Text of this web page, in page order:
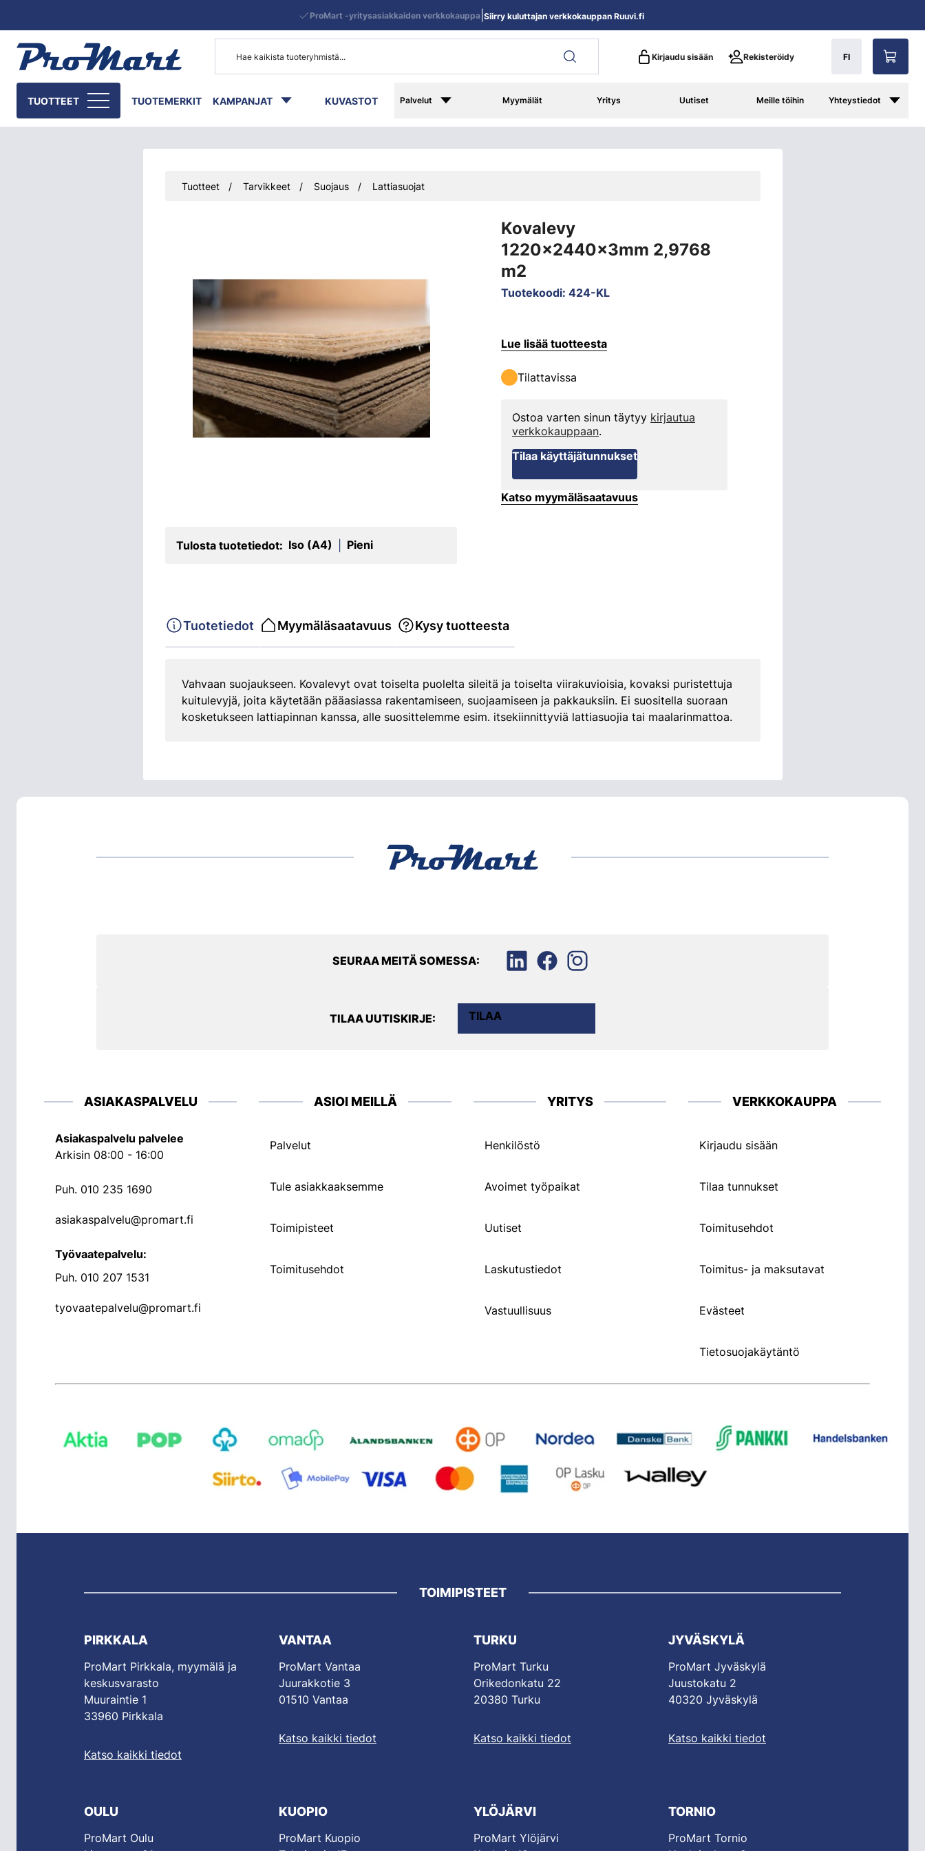
Kirjaudu sisään Rekisteröidy FI
TUOTTEET TUOTEMERKIT KAMPANJAT KUVASTOT Palvelut Myymälät Yritys Uutiset Meille töihin Yhteystiedot
ProMart -yritysasiakkaiden verkkokauppa| Siirry kuluttajan verkkokauppan Ruuvi.fi
Tuotteet Tarvikkeet Suojaus Lattiasuojat
Kovalevy
1220x2440x3mm 2,9768
m2
Tuotekoodi: 424-KL
Tulosta tuotetiedot: Iso (A4) Pieni
Lue lisää tuotteesta
Tilattavissa
Ostoa varten sinun täytyy kirjautua
verkkokauppaan.
Tilaa käyttäjätunnukset
Katso myymäläsaatavuus
Tuotetiedot Myymäläsaatavuus Kysy tuotteesta
Vahvaan suojaukseen. Kovalevyt ovat toiselta puolelta sileitä ja toiselta viirakuvioisia, kovaksi puristettuja
kuitulevyjä, joita käytetään pääasiassa rakentamiseen, suojaamiseen ja pakkauksiin. Ei suositella suoraan
kosketukseen lattiapinnan kanssa, alle suosittelemme esim. itsekiinnittyviä lattiasuojia tai maalarinmattoa.
SEURAA MEITÄ SOMESSA:
TILAA UUTISKIRJE: TILAA
ASIAKASPALVELU
Asiakaspalvelu palvelee
Arkisin 08:00 - 16:00
Puh. 010 235 1690
asiakaspalvelu@promart.fi
Työvaatepalvelu:
Puh. 010 207 1531
tyovaatepalvelu@promart.fi
ASIOI MEILLÄ
Palvelut
Tule asiakkaaksemme
Toimipisteet
Toimitusehdot
YRITYS
Henkilöstö
Avoimet työpaikat
Uutiset
Laskutustiedot
Vastuullisuus
VERKKOKAUPPA
Kirjaudu sisään
Tilaa tunnukset
Toimitusehdot
Toimitus- ja maksutavat
Evästeet
Tietosuojakäytäntö
TOIMIPISTEET
PIRKKALA
ProMart Pirkkala, myymälä ja
keskusvarasto
Muuraintie 1
33960 Pirkkala
Katso kaikki tiedot
VANTAA
ProMart Vantaa
Juurakkotie 3
01510 Vantaa
Katso kaikki tiedot
TURKU
ProMart Turku
Orikedonkatu 22
20380 Turku
Katso kaikki tiedot
JYVÄSKYLÄ
ProMart Jyväskylä
Juustokatu 2
40320 Jyväskylä
Katso kaikki tiedot
OULU
ProMart Oulu
KUOPIO
ProMart Kuopio
YLÖJÄRVI
ProMart Ylöjärvi
TORNIO
ProMart Tornio